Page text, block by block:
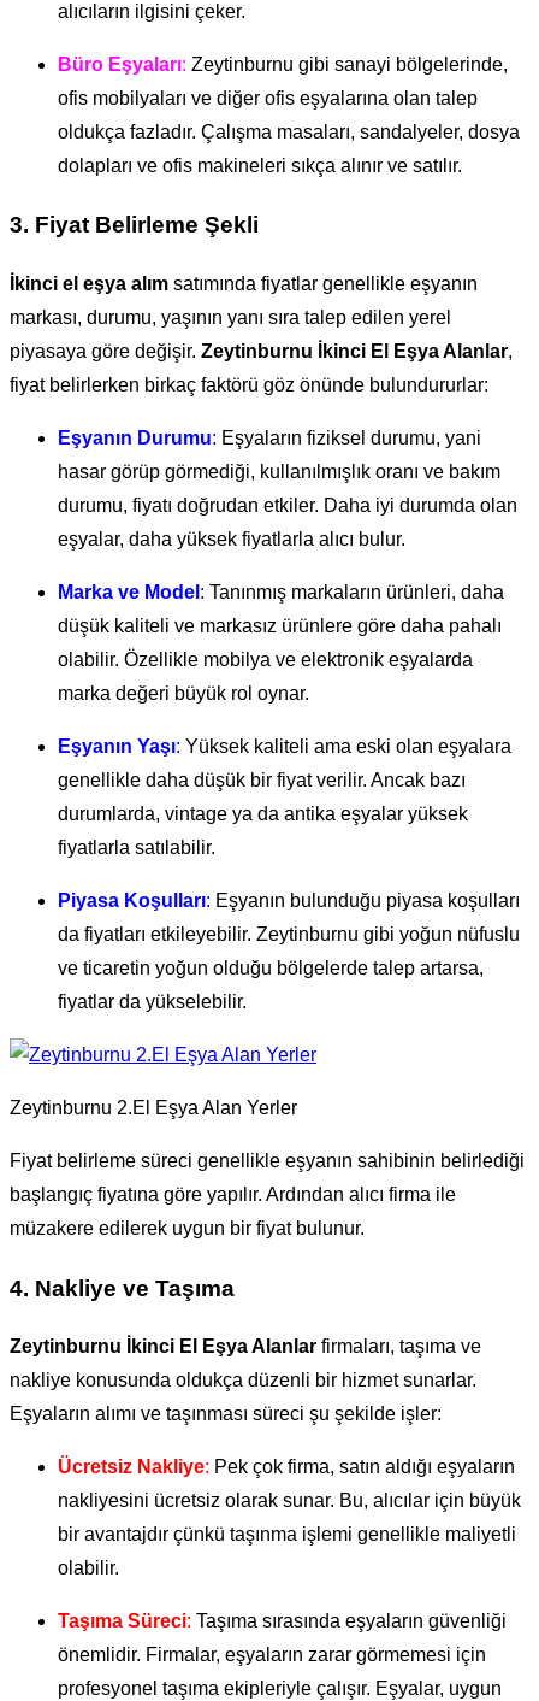
alıcıların ilgisini çeker.
Büro Eşyaları: Zeytinburnu gibi sanayi bölgelerinde,
ofis mobilyaları ve diğer ofis eşyalarına olan talep
oldukça fazladır. Çalışma masaları, sandalyeler, dosya
dolapları ve ofis makineleri sıkça alınır ve satılır.
3. Fiyat Belirleme Şekli
İkinci el eşya alım satımında fiyatlar genellikle eşyanın
markası, durumu, yaşının yanı sıra talep edilen yerel
piyasaya göre değişir. Zeytinburnu İkinci El Eşya Alanlar,
fiyat belirlerken birkaç faktörü göz önünde bulundururlar:
Eşyanın Durumu: Eşyaların fiziksel durumu, yani
hasar görüp görmediği, kullanılmışlık oranı ve bakım
durumu, fiyatı doğrudan etkiler. Daha iyi durumda olan
eşyalar, daha yüksek fiyatlarla alıcı bulur.
Marka ve Model : Tanınmış markaların ürünleri, daha
düşük kaliteli ve markasız ürünlere göre daha pahalı
olabilir. Özellikle mobilya ve elektronik eşyalarda
marka değeri büyük rol oynar.
Eşyanın Yaşı: Yüksek kaliteli ama eski olan eşyalara
genellikle daha düşük bir fiyat verilir. Ancak bazı
durumlarda, vintage ya da antika eşyalar yüksek
fiyatlarla satılabilir.
Piyasa Koşulları: Eşyanın bulunduğu piyasa koşulları
da fiyatları etkileyebilir. Zeytinburnu gibi yoğun nüfuslu
ve ticaretin yoğun olduğu bölgelerde talep artarsa,
fiyatlar da yükselebilir.
Zeytinburnu 2.El Eşya Alan Yerler
Fiyat belirleme süreci genellikle eşyanın sahibinin belirlediği
başlangıç fiyatına göre yapılır. Ardından alıcı firma ile
müzakere edilerek uygun bir fiyat bulunur.
4. Nakliye ve Taşıma
Zeytinburnu İkinci El Eşya Alanlar firmaları, taşıma ve
nakliye konusunda oldukça düzenli bir hizmet sunarlar.
Eşyaların alımı ve taşınması süreci şu şekilde işler:
Ücretsiz Nakliye: Pek çok firma, satın aldığı eşyaların
nakliyesini ücretsiz olarak sunar. Bu, alıcılar için büyük
bir avantajdır çünkü taşınma işlemi genellikle maliyetli
olabilir.
Taşıma Süreci: Taşıma sırasında eşyaların güvenliği
önemlidir. Firmalar, eşyaların zarar görmemesi için
profesyonel taşıma ekipleriyle çalışır. Eşyalar, uygun